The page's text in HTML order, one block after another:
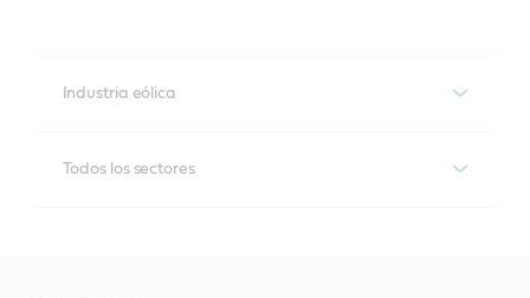
Industria eólica
Todos los sectores